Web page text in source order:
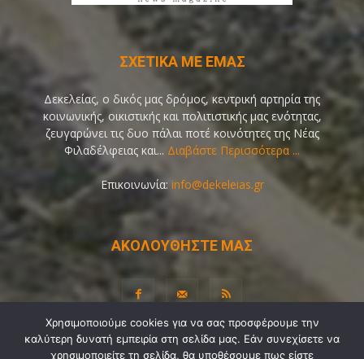
ΣΧΕΤΙΚΑ ΜΕ ΕΜΑΣ
Δεκελείας, ο δικός μας δρόμος, κεντρική αρτηρία της
κοινωνικής, οικιστικής και πολιτιστικής μας ενότητας,
ζευγαρώνει τις δυο πάλαι ποτέ κοινότητες της Νέας
Φιλαδέλφειας και... Διαβάστε Περισσότερα ...
Επικοινωνία: info@dekeleias.gr
ΑΚΟΛΟΥΘΗΣΤΕ ΜΑΣ
Διαύγεια Λίγα Λόγια για Εμάς Επικοινωνία
Χρησιμοποιούμε cookies για να σας προσφέρουμε την
καλύτερη δυνατή εμπειρία στη σελίδα μας. Εάν συνεχίσετε να
χρησιμοποιείτε τη σελίδα, θα υποθέσουμε πως είστε